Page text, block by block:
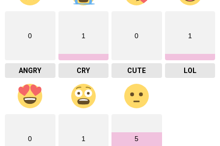
0
ANGRY
1
CRY
0
CUTE
1
LOL
0 1 5